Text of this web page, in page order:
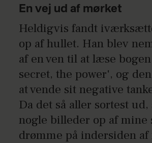
En vej ud af mørket
Heldigvis fandt
op af hullet. Han blev
af en ven til at læse
secret, the power', og
at vende sit negative
Da det så aller sortest ud,
nogle billeder op af mine
drømme på indersiden af